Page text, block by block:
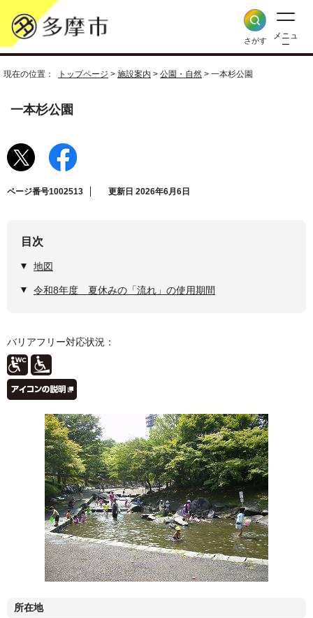
さがす
メニュ
ー
現在の位置： トップページ > 施設案内 > 公園・自然 > 一本杉公園
一本杉公園
ページ番号1002513 更新日 2026年6月6日
目次
地図
令和8年度 夏休みの「流れ」の使用期間
バリアフリー対応状況：
所在地